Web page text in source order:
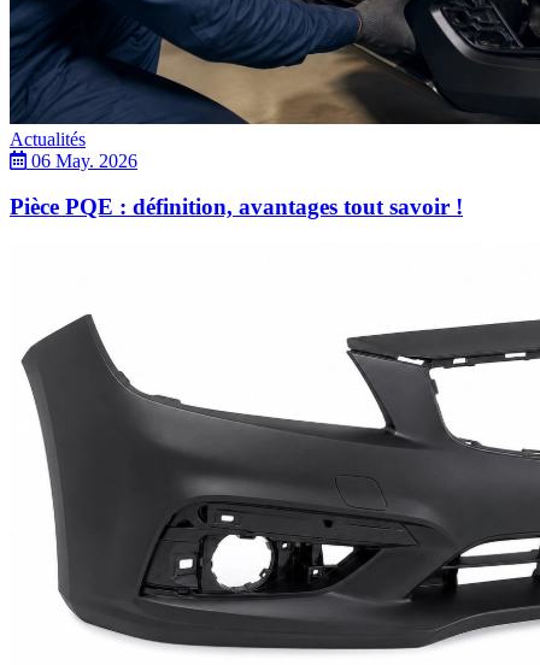
Actualités
06 May. 2026
Pièce PQE : définition, avantages tout savoir !